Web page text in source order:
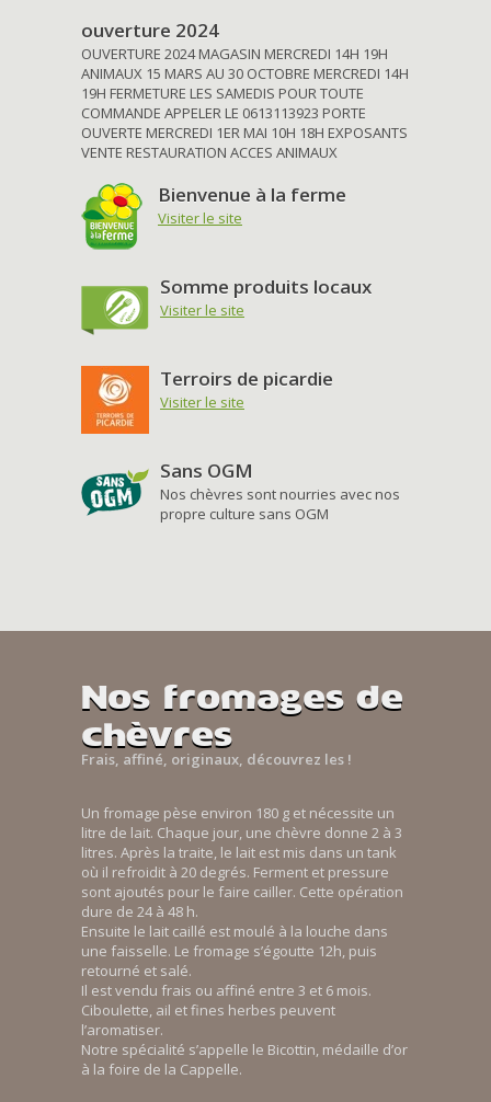
ouverture 2024
OUVERTURE 2024 MAGASIN MERCREDI 14H 19H
ANIMAUX 15 MARS AU 30 OCTOBRE MERCREDI 14H
19H FERMETURE LES SAMEDIS POUR TOUTE
COMMANDE APPELER LE 0613113923 PORTE
OUVERTE MERCREDI 1ER MAI 10H 18H EXPOSANTS
VENTE RESTAURATION ACCES ANIMAUX
Bienvenue à la ferme
Visiter le site
Somme produits locaux
Visiter le site
Terroirs de picardie
Visiter le site
Sans OGM
Nos chèvres sont nourries avec nos
propre culture sans OGM
Nos fromages de
chèvres
Frais, affiné, originaux, découvrez les !
Un fromage pèse environ 180 g et nécessite un
litre de lait. Chaque jour, une chèvre donne 2 à 3
litres. Après la traite, le lait est mis dans un tank
où il refroidit à 20 degrés. Ferment et pressure
sont ajoutés pour le faire cailler. Cette opération
dure de 24 à 48 h.
Ensuite le lait caillé est moulé à la louche dans
une faisselle. Le fromage s’égoutte 12h, puis
retourné et salé.
Il est vendu frais ou affiné entre 3 et 6 mois.
Ciboulette, ail et fines herbes peuvent
l’aromatiser.
Notre spécialité s’appelle le Bicottin, médaille d’or
à la foire de la Cappelle.